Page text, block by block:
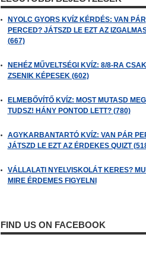
NYOLC GYORS KVÍZ KÉRDÉS: VAN PÁR
PERCED? JÁTSZD LE EZT AZ
(667)
NEHÉZ MŰVELTSÉGI KVÍZ: 8/8-RA
ZSENIK KÉPESEK (602)
ELMEBŐVÍTŐ KVÍZ: MOST MUTASD
TUDSZ! HÁNY PONTOD LETT? (780)
AGYKARBANTARTÓ KVÍZ: VAN PÁR
JÁTSZD LE EZT AZ ÉRDEKES QUIZT
VÁLLALATI NYELVISKOLÁT KERES?
MIRE ÉRDEMES FIGYELNI
FIND US ON FACEBOOK